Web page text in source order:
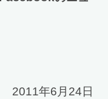
2011年6月24日